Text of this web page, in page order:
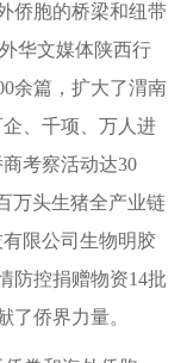
侨胞的桥梁和纽带
华文媒体陕西行
余篇，扩大了渭南
、千项、万人进
考察活动达30
万头生猪全产业链
限公司生物明胶
防控捐赠物资14批
了侨界力量。